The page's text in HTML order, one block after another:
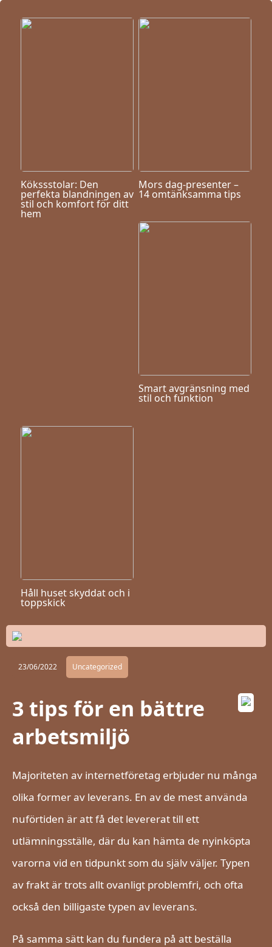
Kökssstolar: Den
perfekta blandningen av
stil och komfort för ditt
hem
Mors dag-presenter –
14 omtänksamma tips
Smart avgränsning med
stil och funktion
Håll huset skyddat och i
toppskick
23/06/2022 Uncategorized
3 tips för en bättre
arbetsmiljö
Majoriteten av internetföretag erbjuder nu många
olika former av leverans. En av de mest använda
nuförtiden är att få det levererat till ett
utlämningsställe, där du kan hämta de nyinköpta
varorna vid en tidpunkt som du själv väljer. Typen
av frakt är trots allt ovanligt problemfri, och ofta
också den billigaste typen av leverans.
På samma sätt kan du fundera på att beställa